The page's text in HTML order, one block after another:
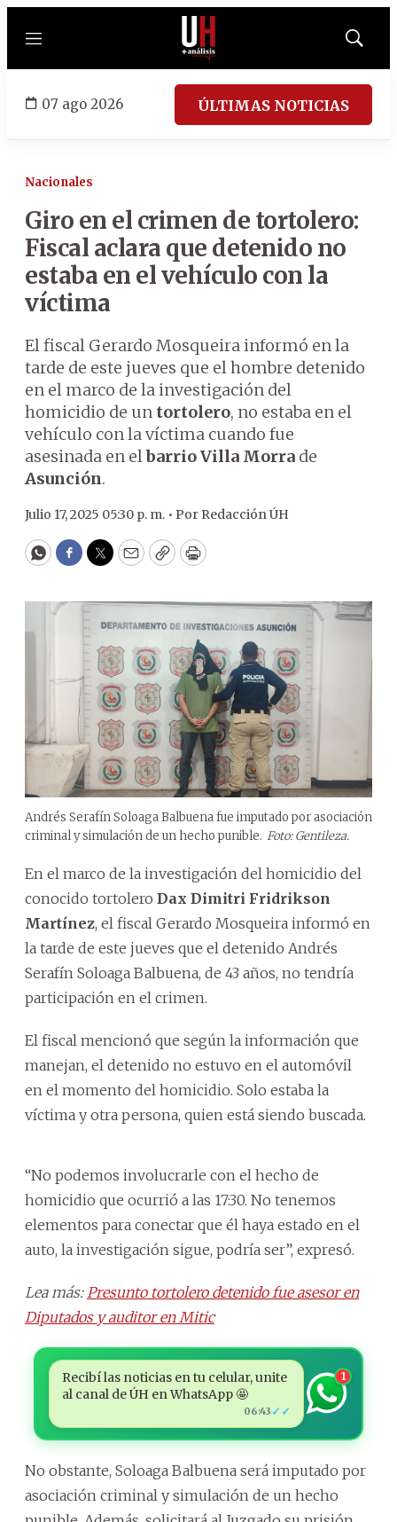
Menú
Mostrar
07 ago 2026 ÚLTIMAS NOTICIAS
Nacionales
Giro en el crimen de tortolero:
Fiscal aclara que detenido no
estaba en el vehículo con la
víctima
El fiscal Gerardo Mosqueira informó en la
tarde de este jueves que el hombre detenido
en el marco de la investigación del
homicidio de un tortolero, no estaba en el
vehículo con la víctima cuando fue
asesinada en elbarrio Villa Morra de
Asunción.
Julio 17, 2025 05:30 p. m. • Por Redacción ÚH
WhatsApp
Facebook
Twitter
EmailCopyPrint
Andrés Serafín Soloaga Balbuena fue imputado por asociación
criminal y simulación de un hecho punible. Foto: Gentileza.
En el marco de la investigación del homicidio del
conocido tortolero Dax Dimitri Fridrikson
Martínez, el fiscal Gerardo Mosqueira informó en
la tarde de este jueves que el detenido Andrés
Serafín Soloaga Balbuena, de 43 años, no tendría
participación en el crimen.
El fiscal mencionó que según la información que
manejan, el detenido no estuvo en el automóvil
en el momento del homicidio. Solo estaba la
víctima y otra persona, quien está siendo buscada.
“No podemos involucrarle con el hecho de
homicidio que ocurrió a las 17:30. No tenemos
elementos para conectar que él haya estado en el
auto, la investigación sigue, podría ser”, expresó.
Lea más: Presunto tortolero detenido fue asesor en
Diputados y auditor en Mitic
Recibí las noticias en tu celular, unite
al canal de ÚH en WhatsApp 🤩
06:43 ✓✓
1
No obstante, Soloaga Balbuena será imputado por
asociación criminal y simulación de un hecho